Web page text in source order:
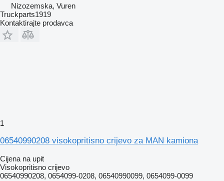
Nizozemska, Vuren
Truckparts1919
Kontaktirajte prodavca
1
06540990208 visokopritisno crijevo za MAN kamiona
Cijena na upit
Visokopritisno crijevo
06540990208, 0654099-0208, 06540990099, 0654099-0099